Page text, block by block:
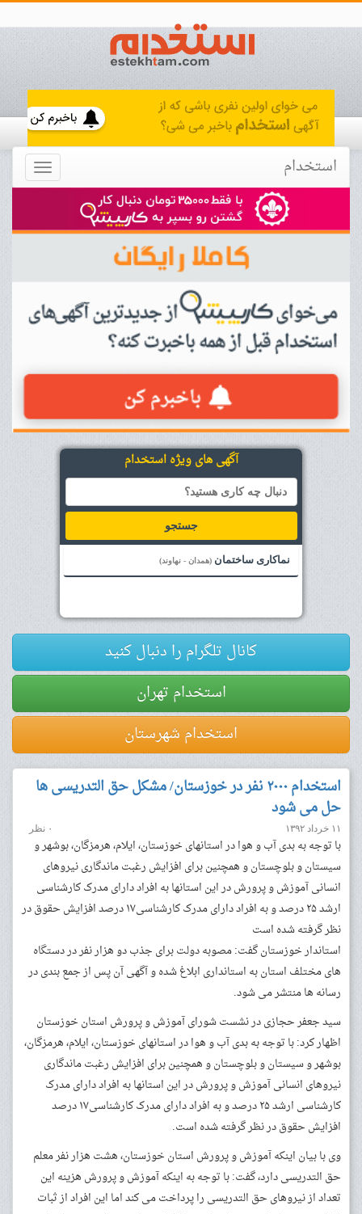
Toggle استخدام
آگهی های ویژه استخدام
جستجو
نماکاری ساختمان (همدان - نهاوند)
کانال تلگرام را دنبال کنید
استخدام تهران
استخدام شهرستان
استخدام ۲۰۰۰ نفر در خوزستان/ مشکل حق التدریسی ها
حل می شود
۱۱ خرداد ۱۳۹۲ ۰ نظر
با توجه به بدی آب و هوا در استانهای خوزستان، ایلام، هرمزگان، بوشهر و
سیستان و بلوچستان و همچنین برای افزایش رغبت ماندگاری نیروهای
انسانی آموزش و پرورش در این استانها به افراد دارای مدرک کارشناسی
ارشد ۲۵ درصد و به افراد دارای مدرک کارشناسی۱۷ درصد افزایش حقوق در
نظر گرفته شده است
استاندار خوزستان گفت: مصوبه دولت برای جذب دو هزار نفر در دستگاه
های مختلف استان به استانداری ابلاغ شده و آگهی آن پس از جمع بندی در
رسانه ها منتشر می شود.
سید جعفر حجازی در نشست شورای آموزش و پرورش استان خوزستان
اظهار کرد: با توجه به بدی آب و هوا در استانهای خوزستان، ایلام، هرمزگان،
بوشهر و سیستان و بلوچستان و همچنین برای افزایش رغبت ماندگاری
نیروهای انسانی آموزش و پرورش در این استانها به افراد دارای مدرک
کارشناسی ارشد ۲۵ درصد و به افراد دارای مدرک کارشناسی۱۷ درصد
افزایش حقوق در نظر گرفته شده است.
وی با بیان اینکه آموزش و پرورش استان خوزستان، هشت هزار نفر معلم
حق التدریسی دارد، گفت: با توجه به اینکه آموزش و پرورش هزینه این
تعداد از نیروهای حق التدریسی را پرداخت می کند اما این افراد از ثبات